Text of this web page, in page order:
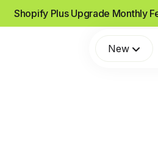
Shopify Plus Upgrade Monthly
New